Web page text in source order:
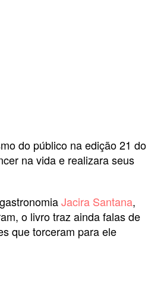
do público na edição 21 do
na vida e realizara seus
Jacira Santana,
o livro traz ainda falas de
que torceram para ele